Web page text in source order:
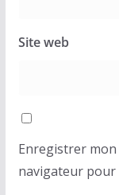
Site web
Enregistrer
navigateur pour